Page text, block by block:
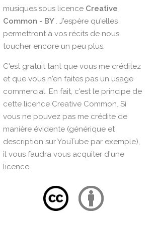
musiques sous licence Creative
Common - BY . J'espère qu'elles
permettront à vos récits de nous
toucher encore un peu plus.
C'est gratuit tant que vous me créditez
et que vous n'en faites pas un usage
commercial. En fait, c'est le principe de
cette licence Creative Common. Si
vous ne pouvez pas me crédite de
manière évidente (générique et
description sur YouTube par exemple),
il vous faudra vous acquiter d'une
licence.